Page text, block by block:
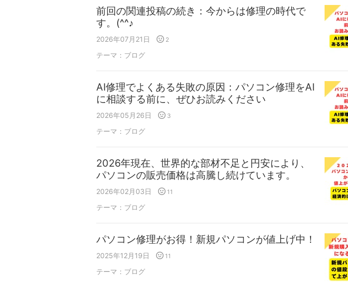
前回の関連投稿の続き：今からは修理の時代で
す。(^^♪
2026年07月21日 2
テーマ： ブログ
AI修理でよくある失敗の原因：パソコン修理をAI
に相談する前に、ぜひお読みください
2026年05月26日 3
テーマ： ブログ
2026年現在、世界的な部材不足と円安により、
パソコンの販売価格は高騰し続けています。
2026年02月03日 11
テーマ： ブログ
パソコン修理がお得！新規パソコンが値上げ中！
2025年12月19日 11
テーマ： ブログ